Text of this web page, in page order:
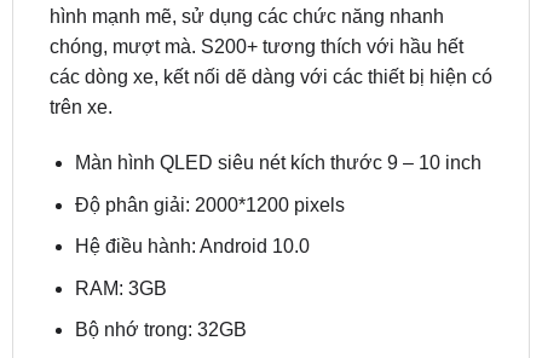
Thông số kỹ thuật màn hình xe hơi Winca S200+
Qled 2K
Màn hình Winca S200+được đánh giá có cấu
hình mạnh mẽ, sử dụng các chức năng nhanh
các dòng xe, kết nối dẽ dàng với các thiết bị hiện có
trên xe.
Màn hình QLED siêu nét kích thước 9 – 10 inch
Độ phân giải: 2000*1200 pixels
Hệ điều hành: Android 10.0